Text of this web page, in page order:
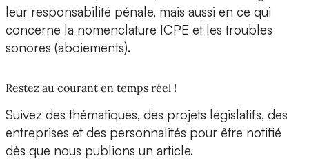
leur responsabilité pénale, mais aussi en ce qui
concerne la nomenclature ICPE et les troubles
sonores (aboiements).
Restez au courant en temps réel !
Suivez des thématiques, des projets législatifs, des
entreprises et des personnalités pour être notifié
dès que nous publions un article.